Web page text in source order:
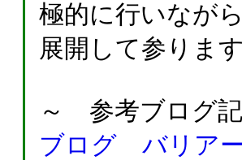
極的に行いなが
展開して参りま
～ 参考ブログ
ブログ バリア